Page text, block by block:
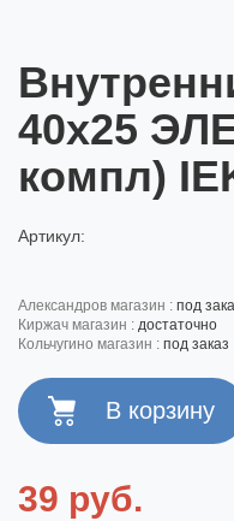
40х25
компл)
Артикул:
александров магазин : под
киржач магазин : достаточно
кольчугино магазин : под заказ
39 руб.